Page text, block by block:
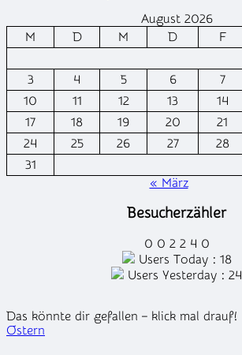
August 2026
M
D M D F
3
4 5 6 7
10
11 12 13 14
17
18 19 20 21
24
25 26 27 28
31
« März
Besucherzähler
0 0 2 2 4 0
Users Today : 18
Users Yesterday : 24
Das könnte dir gefallen – klick mal drauf!
Posted
Ostern